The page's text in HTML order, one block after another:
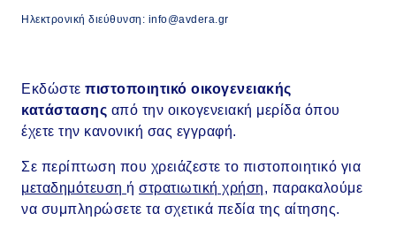
Ηλεκτρονική διεύθυνση: info@avdera.gr
Εκδώστε πιστοποιητικό οικογενειακής
κατάστασης από την οικογενειακή μερίδα όπου
έχετε την κανονική σας εγγραφή.
Σε περίπτωση που χρειάζεστε το πιστοποιητικό για
μεταδημότευση ή στρατιωτική χρήση, παρακαλούμε
να συμπληρώσετε τα σχετικά πεδία της αίτησης.